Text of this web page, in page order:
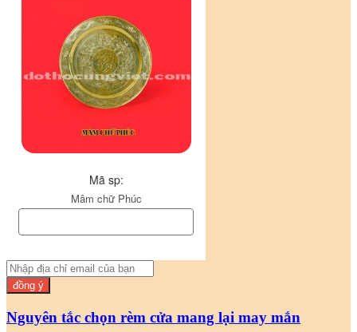
Mã sp:
Mâm chữ Phúc
Nhập
địa
chỉ
email
của
Nguyên tắc chọn rèm cửa mang lại may mắn